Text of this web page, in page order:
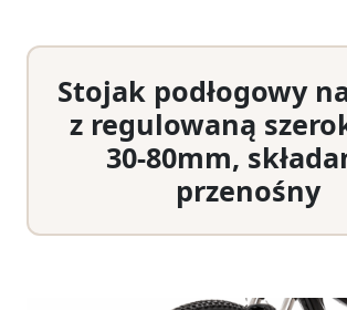
Stojak podłogowy
z regulowaną
30-80mm,
przenośny